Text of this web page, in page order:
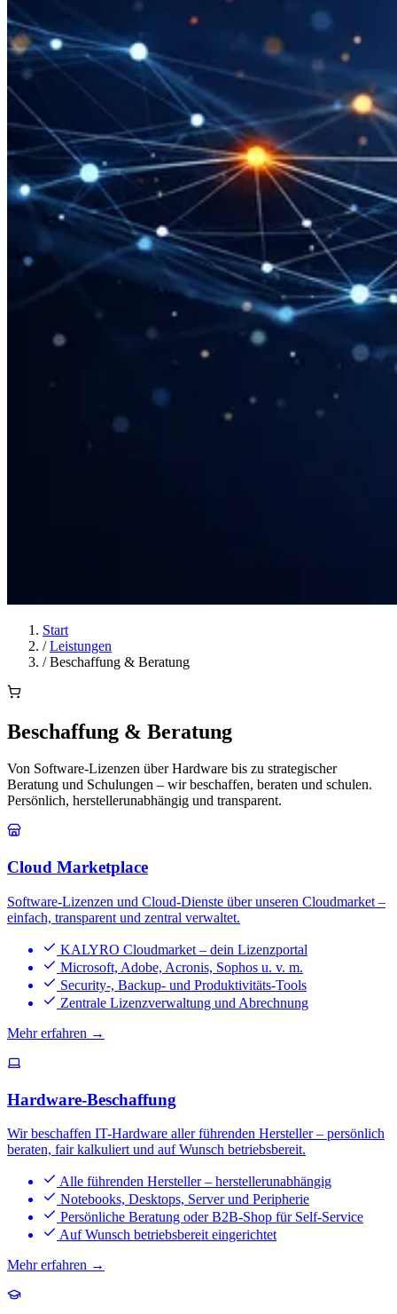
Start
/ Leistungen
/ Beschaffung & Beratung
Beschaffung & Beratung
Von Software-Lizenzen über Hardware bis zu strategischer
Beratung und Schulungen – wir beschaffen, beraten und schulen.
Persönlich, herstellerunabhängig und transparent.
Cloud Marketplace
Software-Lizenzen und Cloud-Dienste über unseren Cloudmarket –
einfach, transparent und zentral verwaltet.
KALYRO Cloudmarket – dein Lizenzportal
Microsoft, Adobe, Acronis, Sophos u. v. m.
Security-, Backup- und Produktivitäts-Tools
Zentrale Lizenzverwaltung und Abrechnung
Mehr erfahren →
Hardware-Beschaffung
Wir beschaffen IT-Hardware aller führenden Hersteller – persönlich
beraten, fair kalkuliert und auf Wunsch betriebsbereit.
Alle führenden Hersteller – herstellerunabhängig
Notebooks, Desktops, Server und Peripherie
Persönliche Beratung oder B2B-Shop für Self-Service
Auf Wunsch betriebsbereit eingerichtet
Mehr erfahren →